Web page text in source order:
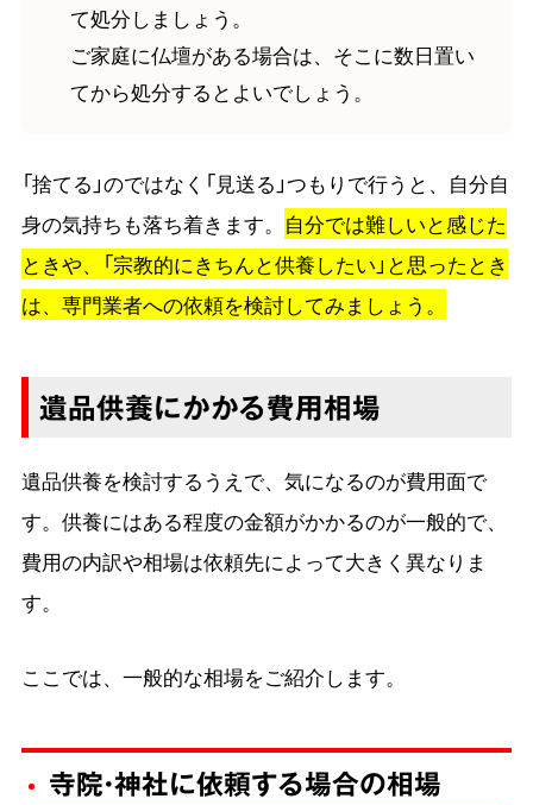
て処分しましょう。
ご家庭に仏壇がある場合は、そこに数日置い
てから処分するとよいでしょう。
「捨てる」のではなく「見送る」つもりで行うと、自分自
身の気持ちも落ち着きます。 自分では難しいと感じた
ときや、「宗教的にきちんと供養したい」と思ったとき
は、専門業者への依頼を検討してみましょう。
遺品供養にかかる費用相場
遺品供養を検討するうえで、気になるのが費用面で
す。供養にはある程度の金額がかかるのが一般的で、
費用の内訳や相場は依頼先によって大きく異なりま
す。
ここでは、一般的な相場をご紹介します。
寺院・神社に依頼する場合の相場